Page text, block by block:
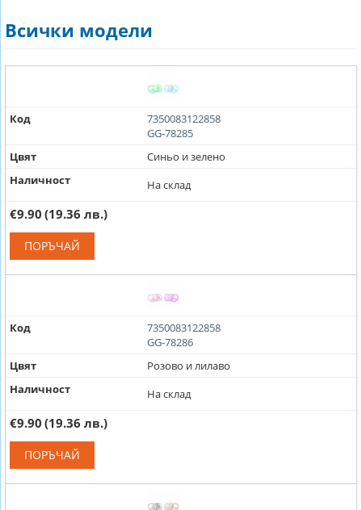
Всички модели
Код
7350083122858
GG-78285
Цвят
Синьо и зелено
Наличност
На склад
€9.90 (19.36 лв.)
ПОРЪЧАЙ
Код
7350083122858
GG-78286
Цвят
Розово и лилаво
Наличност
На склад
€9.90 (19.36 лв.)
ПОРЪЧАЙ